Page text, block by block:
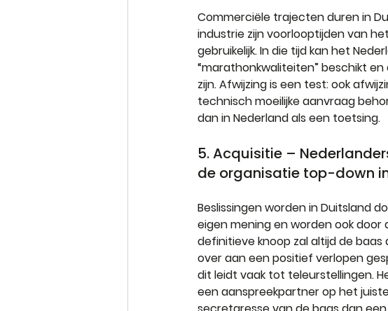
Commerciële trajecten duren in
industrie zijn voorlooptijden van
gebruikelijk. In die tijd kan het
“marathonkwaliteiten” beschikt
zijn. Afwijzing is een test: ook
technisch moeilijke aanvraag
dan in Nederland als een toetsing.
5. Acquisitie –
de organisatie top-down
Beslissingen worden in Duitsland
eigen mening en worden ook
definitieve knoop zal altijd de
over aan een positief verlopen
dit leidt vaak tot teleurstellingen.
een aanspreekpartner op het